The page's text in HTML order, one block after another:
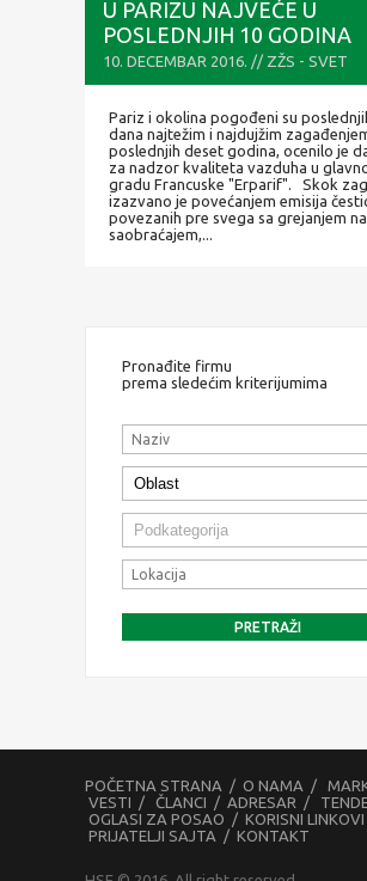
U PARIZU NAJVEĆE U
POSLEDNJIH 10 GODINA
10. DECEMBAR 2016. // ZŽS - SVET
Pariz i okolina pogođeni su
dana najtežim i najdujžim
poslednjih deset godina, ocenilo je
za nadzor kvaliteta vazduha u
gradu Francuske "Erparif". Skok
izazvano je povećanjem emisija
povezanih pre svega sa grejanjem
saobraćajem,...
Pronađite firmu
prema sledećim kriterijumima
POČETNA STRANA / O NAMA /
VESTI / ČLANCI / ADRESAR /
OGLASI ZA POSAO / KORISNI LINKOVI
PRIJATELJI SAJTA / KONTAKT